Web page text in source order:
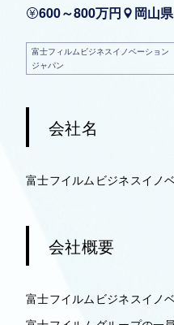
600～800万円 岡山県
富士フィルムビジネスイノベーション
ジャパン
会社名
富士フイルムビジネスイノ
会社概要
富士フイルムビジネスイノ